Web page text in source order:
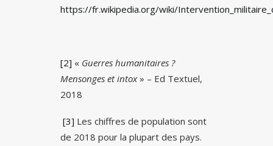
https://fr.wikipedia.org/wiki/
[2] « Guerres humanitaires ?
Mensonges et intox» – Ed Textuel,
2018
[3] Les chiffres de population sont
de 2018 pour la plupart des pays.